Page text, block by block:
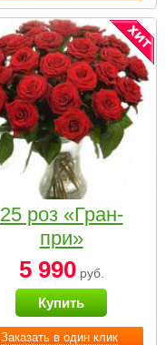
Заказать в один клик
25 роз «Гран-
при»
5 990руб.
Купить